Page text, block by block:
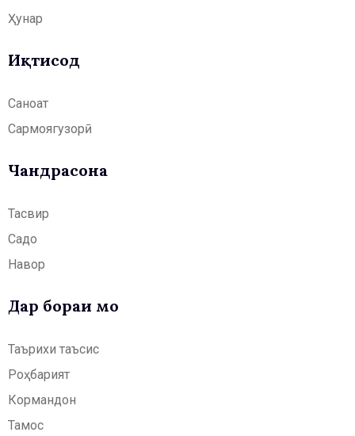
Ҳунар
Иқтисод
Саноат
Сармоягузорӣ
Чандрасонаӣ
Тасвир
Садо
Навор
Дар бораи мо
Таърихи таъсис
Роҳбарият
Кормандон
Тамос